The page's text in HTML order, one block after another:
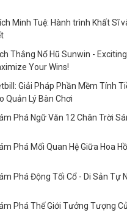
Minh Tuệ: Hành trình Khất Sĩ
Thắng Nổ Hũ Sunwin -
Your Wins!
Giải Pháp Phần Mềm Tính
Quản Lý Bàn Chơi
Phá Ngữ Văn 12 Chân Trời
Phá Mối Quan Hệ Giữa Hoa
Phá Động Tối Cổ - Di Sản Tự
Phá Thế Giới Tưởng Tượng